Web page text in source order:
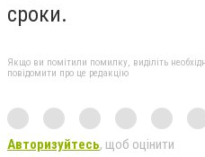
сроки.
Якщо ви помітили помилку, виділіть
повідомити про це редакцію
Авторизуйтесь, щоб оцінити